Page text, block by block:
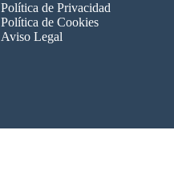
Política de Privacidad
Política de Cookies
Aviso Legal